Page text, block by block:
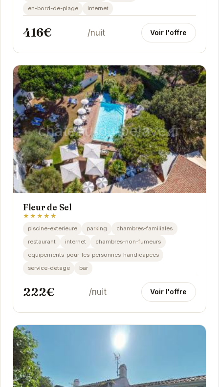
en-bord-de-plage
internet
416€ /nuit Voir l'offre
Fleur de Sel
★★★★★
piscine-exterieure parking
chambres-familiales
restaurant
internet
chambres-non-fumeurs
equipements-pour-les-personnes-handicapees
service-detage
bar
222€ /nuit Voir l'offre